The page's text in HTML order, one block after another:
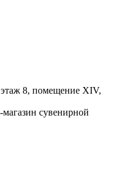
8, помещение XIV,
сувенирной